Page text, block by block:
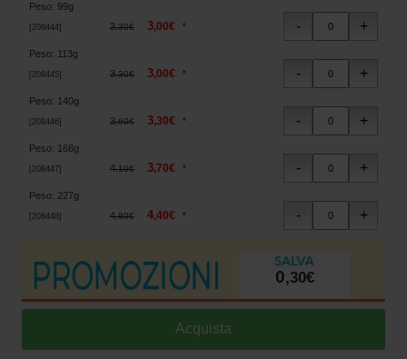
Peso: 99g
208444] 3,30€ 3,00€ *
Peso: 113g
208445] 3,30€ 3,00€ *
Peso: 140g
208446] 3,60€ 3,30€ *
Peso: 168g
208447] 4,10€ 3,70€ *
Peso: 227g
208448 ] 4,80€ 4,40€ *
0,30€